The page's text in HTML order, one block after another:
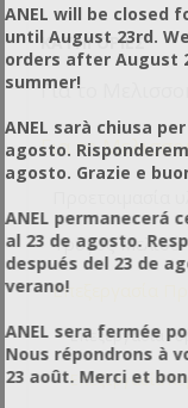
ΚΑΤΗΓΟΡΊΕΣ
Για το
Για το
Τρύγος Μελιού
Επεξεργασία
Επεξεργασία
Επεξεργασία
ANEL will be closed
until August 23rd.
orders after August
summer!
ANEL sarà chiusa
agosto.
agosto. Grazie e
ANEL permanecerá
al 23 de agosto.
después del 23 de
verano!
ANEL sera fermée
Nous répondrons à
23 août. Merci et